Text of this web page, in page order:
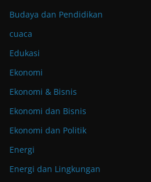
Budaya dan Pendidikan
cuaca
Edukasi
Ekonomi
Ekonomi & Bisnis
Ekonomi dan Bisnis
Ekonomi dan Politik
Energi
Energi dan Lingkungan